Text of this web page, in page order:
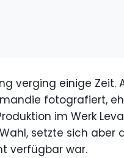
verging einige Zeit.
fotografiert,
im Werk
setzte sich aber
verfügbar war.